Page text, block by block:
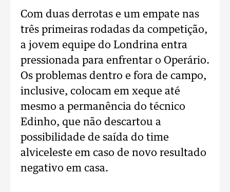
Com duas derrotas e um empate nas
três primeiras rodadas da competição,
a jovem equipe do Londrina entra
pressionada para enfrentar o Operário.
Os problemas dentro e fora de campo,
inclusive, colocam em xeque até
mesmo a permanência do técnico
Edinho, que não descartou a
possibilidade de saída do time
alviceleste em caso de novo resultado
negativo em casa.